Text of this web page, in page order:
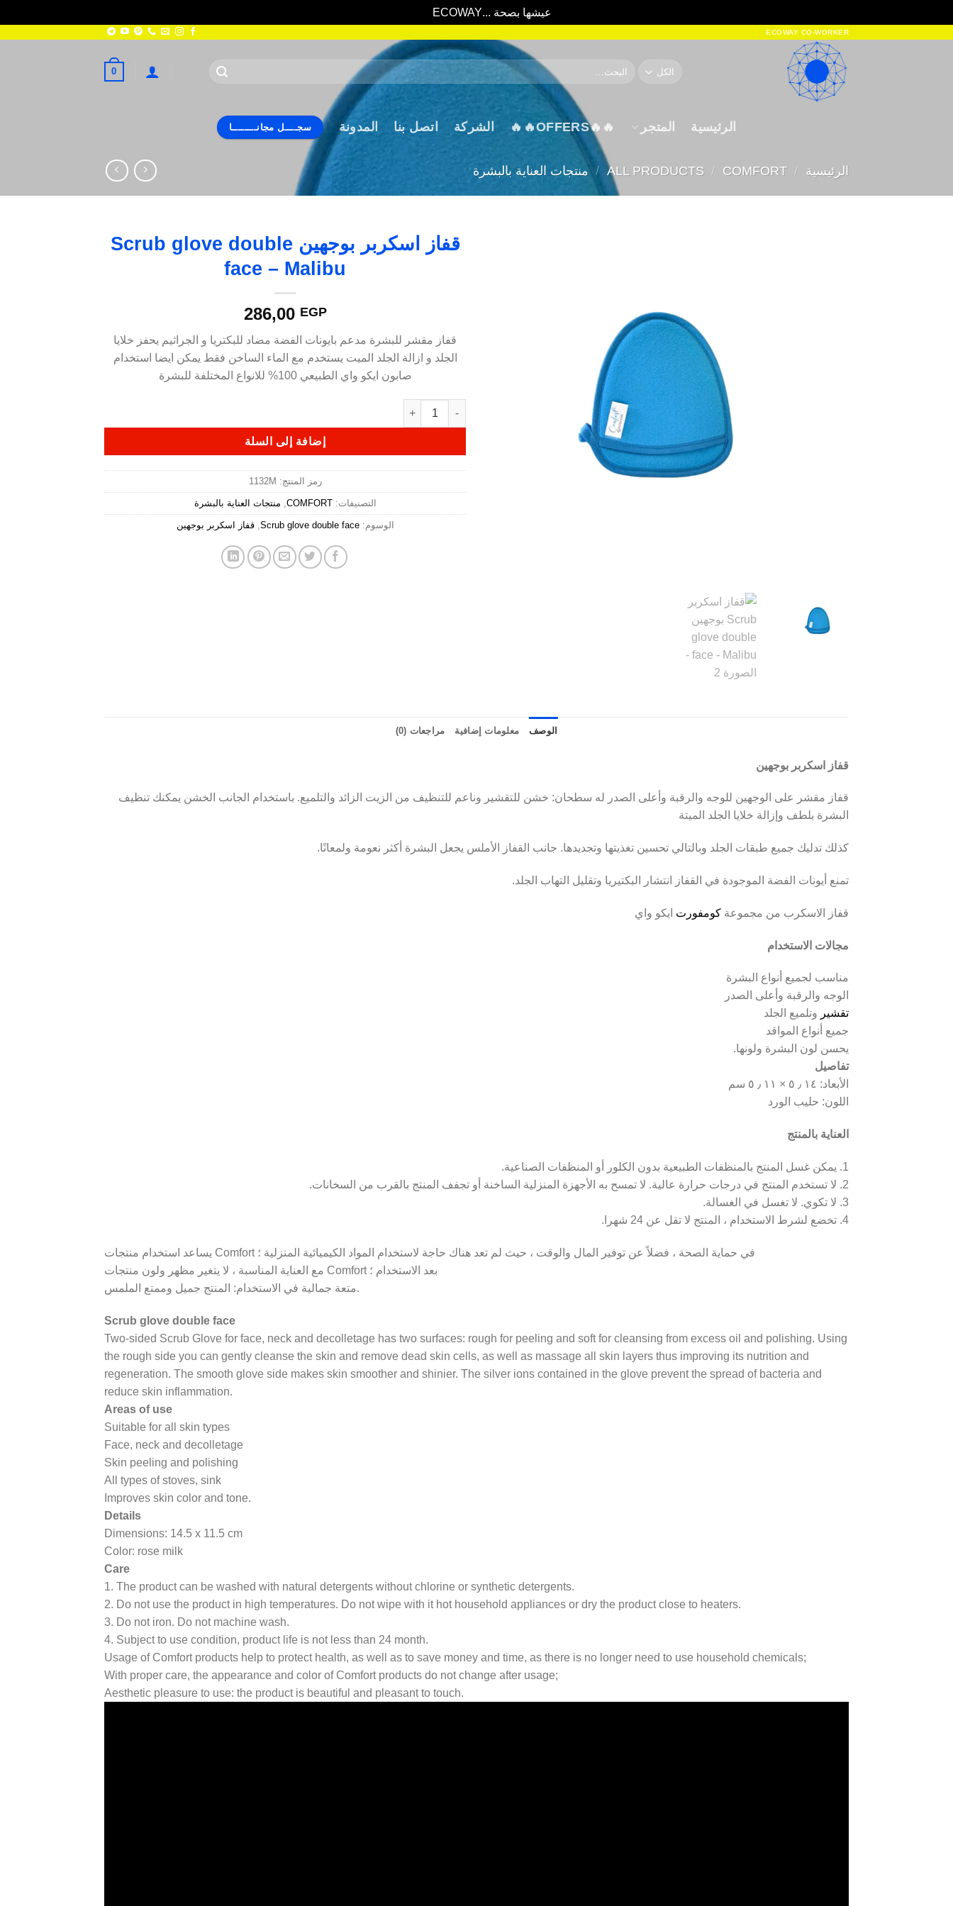
عيشها بصحة ...ECOWAY
ECOWAY CO-WORKER
0
الرئيسية المتجر 🔥🔥OFFERS🔥🔥 الشركة اتصل بنا المدونة سجــــل مجانــــــــا
الرئيسية /
ALL PRODUCTS / COMFORT
/ منتجات العناية بالبشرة
قفاز اسكربر بوجهين Scrub glove double
face – Malibu
286,00 EGP
قفاز مقشر للبشرة مدعم بايونات الفضة مضاد للبكتريا و الجراثيم يحفز خلايا
الجلد و ازالة الجلد الميت يستخدم مع الماء الساخن فقط يمكن ايضا استخدام
صابون ايكو واي الطبيعي 100% للانواع المختلفة للبشرة
كمية قفاز اسكربر بوجهين Scrub glove double face - Malibu
إضافة إلى السلة
رمز المنتج: 1132M
التصنيفات:COMFORT منتجات العناية بالبشرة
الوسوم:Scrub glove double face
,قفاز اسكربر بوجهين
الوصف معلومات إضافية مراجعات (0)
قفاز اسكربر بوجهين
قفاز مقشر على الوجهين للوجه والرقبة وأعلى الصدر له سطحان: خشن للتقشير وناعم للتنظيف من الزيت الزائد والتلميع. باستخدام الجانب الخشن يمكنك تنظيف
البشرة بلطف وإزالة خلايا الجلد الميتة
كذلك تدليك جميع طبقات الجلد وبالتالي تحسين تغذيتها وتجديدها. جانب القفاز الأملس يجعل البشرة أكثر نعومة ولمعانًا.
تمنع أيونات الفضة الموجودة في القفاز انتشار البكتيريا وتقليل التهاب الجلد.
قفاز الاسكرب من مجموعة كومفورت ايكو واي
مجالات الاستخدام
مناسب لجميع أنواع البشرة
الوجه والرقبة وأعلى الصدر
تقشير وتلميع الجلد
جميع أنواع المواقد
يحسن لون البشرة ولونها.
تفاصيل
الأبعاد: ١٤ ٫ ٥ × ١١ ٫ ٥ سم
اللون: حليب الورد
العناية بالمنتج
1. يمكن غسل المنتج بالمنظفات الطبيعية بدون الكلور أو المنظفات الصناعية.
2. لا تستخدم المنتج في درجات حرارة عالية. لا تمسح به الأجهزة المنزلية الساخنة أو تجفف المنتج بالقرب من السخانات.
3. لا تكوي. لا تغسل في الغسالة.
4. تخضع لشرط الاستخدام ، المنتج لا تقل عن 24 شهرا.
يساعد استخدام منتجات Comfort في حماية الصحة ، فضلاً عن توفير المال والوقت ، حيث لم تعد هناك حاجة لاستخدام المواد الكيميائية المنزلية ؛
مع العناية المناسبة ، لا يتغير مظهر ولون منتجات Comfort بعد الاستخدام ؛
متعة جمالية في الاستخدام: المنتج جميل وممتع الملمس.
Scrub glove double face
Two-sided Scrub Glove for face, neck and decolletage has two surfaces: rough for peeling and soft for cleansing from excess oil and polishing. Using
the rough side you can gently cleanse the skin and remove dead skin cells, as well as massage all skin layers thus improving its nutrition and
regeneration. The smooth glove side makes skin smoother and shinier. The silver ions contained in the glove prevent the spread of bacteria and
reduce skin inflammation.
Areas of use
Suitable for all skin types
Face, neck and decolletage
Skin peeling and polishing
All types of stoves, sink
Improves skin color and tone.
Details
Dimensions: 14.5 x 11.5 cm
Color: rose milk
Care
1. The product can be washed with natural detergents without chlorine or synthetic detergents.
2. Do not use the product in high temperatures. Do not wipe with it hot household appliances or dry the product close to heaters.
3. Do not iron. Do not machine wash.
4. Subject to use condition, product life is not less than 24 month.
Usage of Comfort products help to protect health, as well as to save money and time, as there is no longer need to use household chemicals;
With proper care, the appearance and color of Comfort products do not change after usage;
Aesthetic pleasure to use: the product is beautiful and pleasant to touch.